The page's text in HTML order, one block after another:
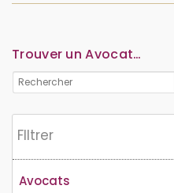
Trouver un Avocat…
Flltrer
Avocats